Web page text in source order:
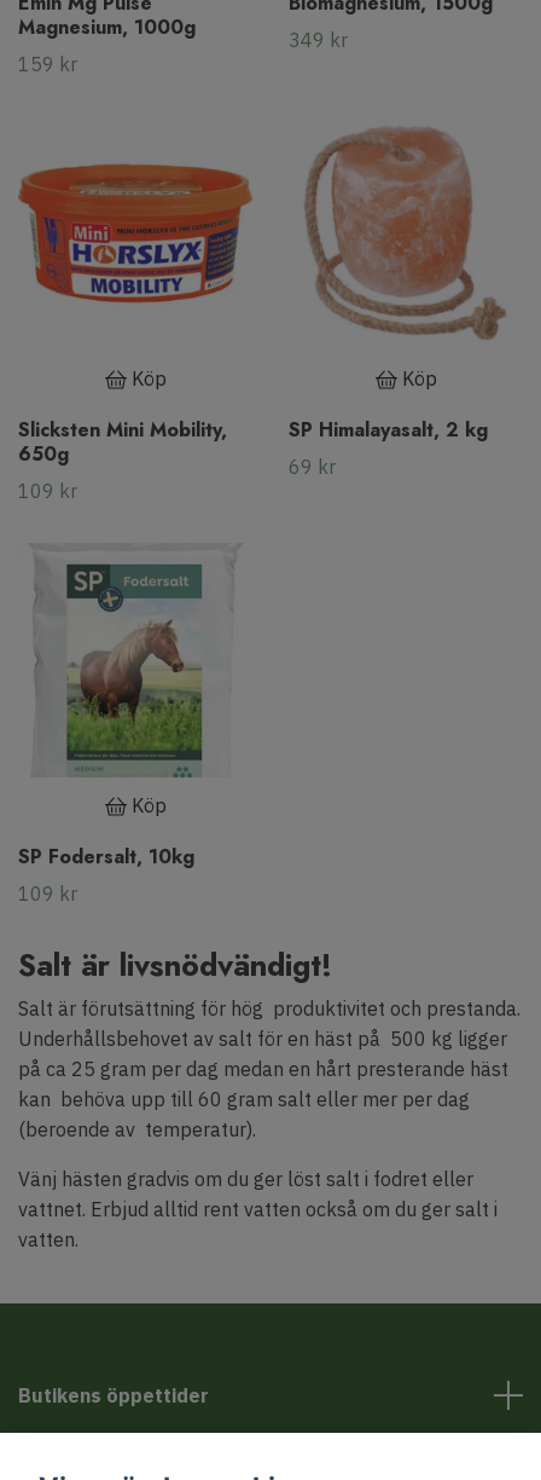
Magnesium, 1000g
159 kr
349 kr
Köp
Slicksten Mini Mobility,
650g
109 kr
Köp
SP Himalayasalt, 2 kg
69 kr
Köp
SP Fodersalt, 10kg
109 kr
Salt är livsnödvändigt!
Salt är förutsättning för hög produktivitet och prestanda.
Underhållsbehovet av salt för en häst på 500 kg ligger
på ca 25 gram per dag medan en hårt presterande häst
kan behöva upp till 60 gram salt eller mer per dag
(beroende av temperatur).
Vänj hästen gradvis om du ger löst salt i fodret eller
vattnet. Erbjud alltid rent vatten också om du ger salt i
vatten.
Butikens öppettider